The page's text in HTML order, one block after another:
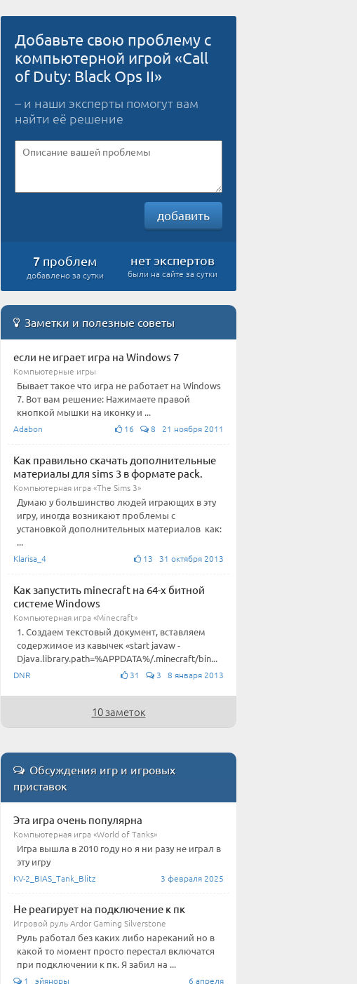
Добавьте свою проблему с
компьютерной игрой «Call
of Duty: Black Ops II»
– и наши эксперты помогут вам
найти её решение
добавить
7 проблем
добавлено за сутки
нет экспертов
были на сайте за сутки
Заметки и полезные советы
если не играет игра на Windows 7
Компьютерные игры
Бывает такое что игра не работает на Windows
7. Вот вам решение: Нажимаете правой
кнопкой мышки на иконку и ...
Adabon 16 8 21 ноября 2011
Как правильно скачать дополнительные
материалы для sims 3 в формате pack.
Компьютерная игра «The Sims 3»
Думаю у большинство людей играющих в эту
игру, иногда возникают проблемы с
установкой дополнительных материалов как:
...
Klarisa_4 13 31 октября 2013
Как запустить minecraft на 64-х битной
системе Windows
Компьютерная игра «Minecraft»
1. Создаем текстовый документ, вставляем
содержимое из кавычек «start javaw -
Djava.library.path=%APPDATA%/.minecraft/bin...
DNR 31 3 8 января 2013
10 заметок
Обсуждения игр и игровых
приставок
Эта игра очень популярна
Компьютерная игра «World of Tanks»
Игра вышла в 2010 году но я ни разу не играл в
эту игру
KV-2_BIAS_Tank_Blitz 3 февраля 2025
Не реагирует на подключение к пк
Игровой руль Ardor Gaming Silverstone
Руль работал без каких либо нареканий но в
какой то момент просто перестал включатся
при подключении к пк. Я забил на ...
1 эйяноры 6 апреля